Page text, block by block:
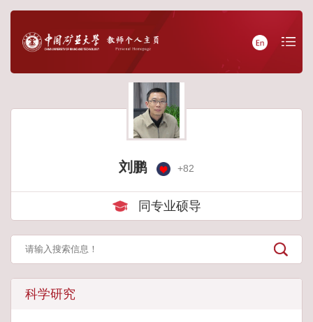
刘鹏 +82
同专业硕导
科学研究